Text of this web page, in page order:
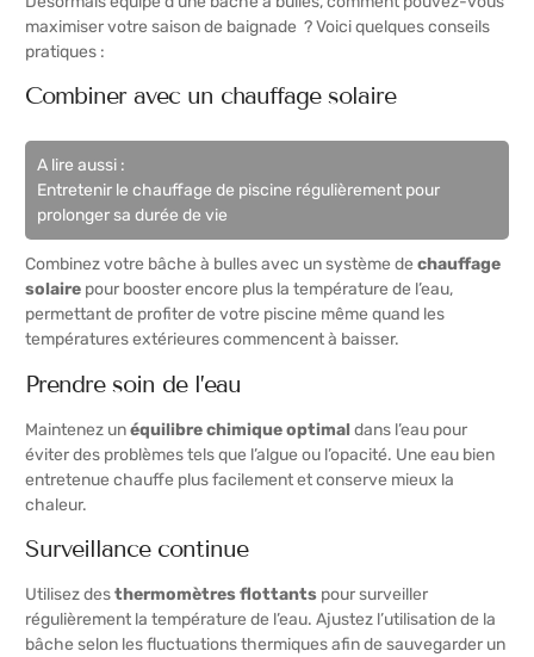
maximiser votre saison de baignade ? Voici quelques conseils
pratiques :
Combiner avec un chauffage solaire
A lire aussi :
Entretenir le chauffage de piscine régulièrement pour
prolonger sa durée de vie
Combinez votre bâche à bulles avec un système de chauffage
solaire pour booster encore plus la température de l’eau,
permettant de profiter de votre piscine même quand les
températures extérieures commencent à baisser.
Prendre soin de l’eau
Maintenez unéquilibre chimique optimaldans l’eau pour
éviter des problèmes tels que l’algue ou l’opacité. Une eau bien
entretenue chauffe plus facilement et conserve mieux la
chaleur.
Surveillance continue
Utilisez desthermomètres flottants pour surveiller
régulièrement la température de l’eau. Ajustez l’utilisation de la
bâche selon les fluctuations thermiques afin de sauvegarder un